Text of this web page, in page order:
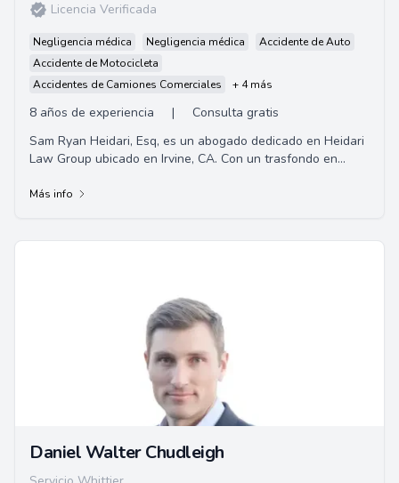
Licencia Verificada
Negligencia médica Negligencia médica
Accidente de Auto
Accidente de Motocicleta
Accidentes de Camiones Comerciales
+ 4 más
8 años de experiencia |
Consulta gratis
Sam Ryan Heidari, Esq, es un abogado dedicado en Heidari
Law Group ubicado en Irvine, CA. Con un trasfondo en
Más info
Daniel Walter Chudleigh